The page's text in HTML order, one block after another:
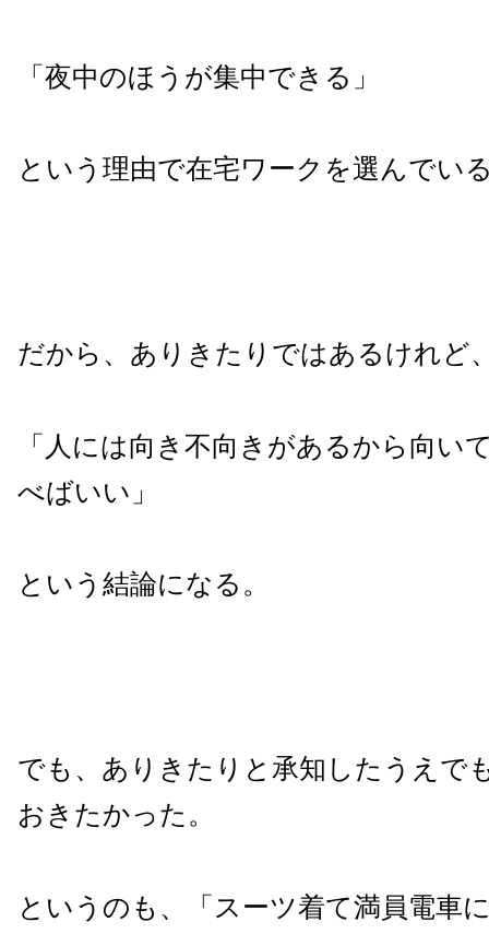
「夜中のほうが集中できる」
という理由で在宅ワークを選んでい
だから、ありきたりではあるけれど
「人には向き不向きがあるから向い
べばいい」
という結論になる。
でも、ありきたりと承知したうえで
おきたかった。
というのも、「スーツ着て満員電車